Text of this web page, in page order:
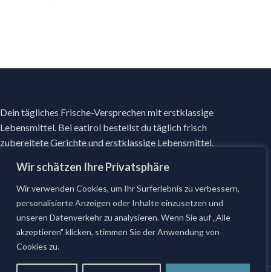
Wir schätzen Ihre Privatsphäre
Wir verwenden Cookies, um Ihr Surferlebnis zu verbessern,
personalisierte Anzeigen oder Inhalte einzusetzen und
unseren Datenverkehr zu analysieren. Wenn Sie auf „Alle
akzeptieren" klicken, stimmen Sie der Anwendung von
Cookies zu.
Dein tägliches Frische-Versprechen mit erstklassige
Lebensmittel. Bei eatirol bestellst du täglich frisch
zubereitete Gerichte und erstklassige Lebensmittel.
Wunschgericht
Impressum
AGB
Facebook
Instagram